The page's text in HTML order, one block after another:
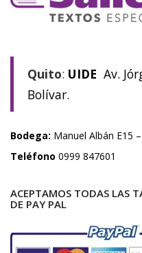
Quito: UIDE Av.
Bolívar.
Bodega: Manuel Albán E15
Teléfono 0999 847601
ACEPTAMOS TODAS LAS
DE PAY PAL